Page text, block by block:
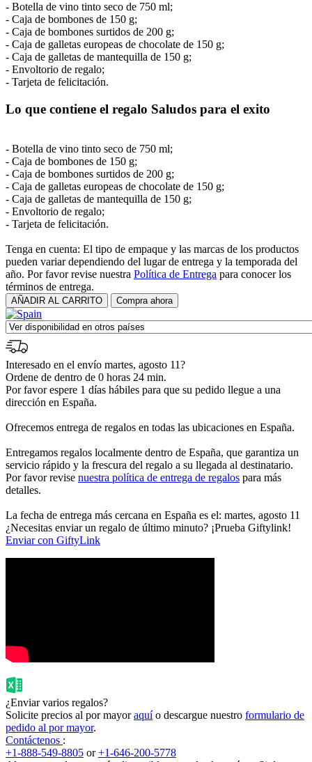
- Botella de vino tinto seco de 750 ml;
- Caja de bombones de 150 g;
- Caja de bombones surtidos de 200 g;
- Caja de galletas europeas de chocolate de 150 g;
- Caja de galletas de mantequilla de 150 g;
- Envoltorio de regalo;
- Tarjeta de felicitación.
Lo que contiene el regalo Saludos para el exito
- Botella de vino tinto seco de 750 ml;
- Caja de bombones de 150 g;
- Caja de bombones surtidos de 200 g;
- Caja de galletas europeas de chocolate de 150 g;
- Caja de galletas de mantequilla de 150 g;
- Envoltorio de regalo;
- Tarjeta de felicitación.
Tenga en cuenta: El tipo de empaque y las marcas de los productos
pueden variar dependiendo del lugar de entrega y la temporada del
año. Por favor revise nuestra Política de Entrega para conocer los
términos de entrega.
Interesado en el envío martes, agosto 11?
Ordene de dentro de 0 horas 24 min.
Por favor espere 1 días hábiles para que su pedido llegue a una
dirección en España.
Ofrecemos entrega de regalos en todas las ubicaciones en España.
Entregamos regalos localmente dentro de España, que garantiza un
servicio rápido y la frescura del regalo a su llegada al destinatario.
Por favor revise nuestra política de entrega de regalos para más
detalles.
La fecha de entrega más cercana en España es el: martes, agosto 11
¿Necesitas enviar un regalo de último minuto? ¡Prueba Giftylink!
Enviar con GiftyLink
¿Enviar varios regalos?
Solicite precios al por mayoraquío descargue nuestro formulario de
pedido al por mayor.
Contáctenos :
+1-888-549-8805 or+1-646-200-5778